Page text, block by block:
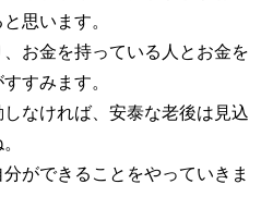
思います。
お金を持っている人とお金を
すみます。
なければ、安泰な老後は見込
ができることをやっていきま